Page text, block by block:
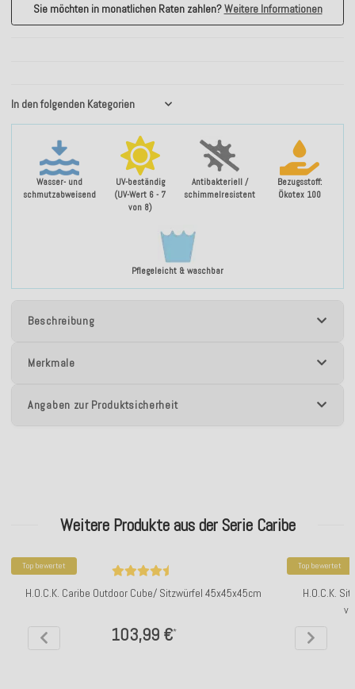
Wasser- und
schmutzabweisend
UV-beständig
(UV-Wert 6 - 7
von 8)
Antibakteriell /
schimmelresistent
Bezugsstoff:
Ökotex 100
Pflegeleicht & waschbar
In den folgenden Kategorien
Sie möchten in monatlichen Raten zahlen?Weitere Informationen
Beschreibung
Merkmale
Angaben zur Produktsicherheit
Weitere Produkte aus der Serie Caribe
Top bewertet
H.O.C.K. Caribe Outdoor Cube/ Sitzwürfel 45x45x45cm
103,99 €*
Top bewertet
H.O.C.K.